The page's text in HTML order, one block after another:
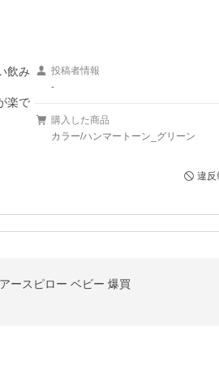
飲み
楽で
投稿者情報
-
購入した商品
カラー/ハンマートーン_グリーン
違反
ースピロー ベビー 爆買